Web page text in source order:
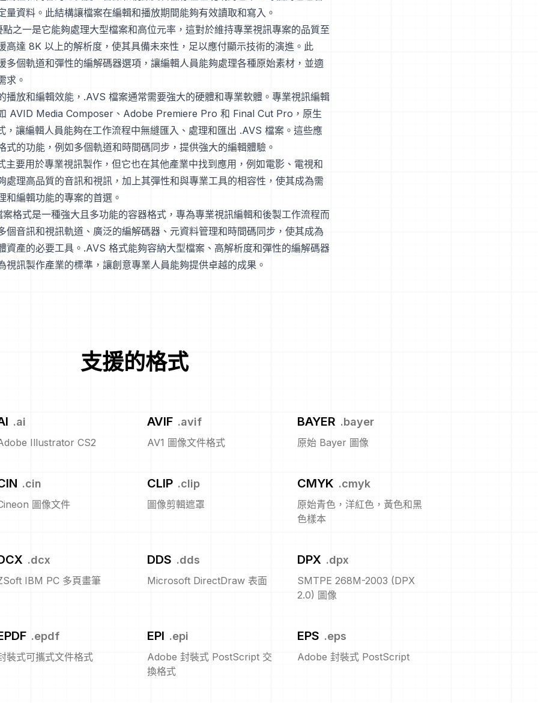
量資料。此結構讓檔案在編輯和播放期間能夠有效讀取和寫入。
之一是它能夠處理大型檔案和高位元率，這對於維持專業視訊專案的品質至
高達 8K 以上的解析度，使其具備未來性，足以應付顯示技術的演進。此
多個軌道和彈性的編解碼器選項，讓編輯人員能夠處理各種原始素材，並適
求。
播放和編輯效能，.AVS 檔案通常需要強大的硬體和專業軟體。專業視訊編輯
AVID Media Composer、Adobe Premiere Pro 和 Final Cut Pro，原生
，讓編輯人員能夠在工作流程中無縫匯入、處理和匯出 .AVS 檔案。這些應
式的功能，例如多個軌道和時間碼同步，提供強大的編輯體驗。
主要用於專業視訊製作，但它也在其他產業中找到應用，例如電影、電視和
處理高品質的音訊和視訊，加上其彈性和與專業工具的相容性，使其成為需
和編輯功能的專案的首選。
格式是一種強大且多功能的容器格式，專為專業視訊編輯和後製工作流程而
個音訊和視訊軌道、廣泛的編解碼器、元資料管理和時間碼同步，使其成為
資產的必要工具。.AVS 格式能夠容納大型檔案、高解析度和彈性的編解碼器
視訊製作產業的標準，讓創意專業人員能夠提供卓越的成果。
支援的格式
.ai
Illustrator CS2
AVIF .avif
AV1 圖像文件格式
BAYER .bayer
原始 Bayer 圖像
.cin
圖像文件
CLIP .clip
圖像剪輯遮罩
CMYK .cmyk
原始青色，洋紅色，黃色和黑
色樣本
.dcx
IBM PC 多頁畫筆
DDS .dds
Microsoft DirectDraw 表面
DPX .dpx
SMTPE 268M-2003 (DPX
2.0) 圖像
.epdf
裝式可攜式文件格式
EPI .epi
Adobe 封裝式 PostScript 交
換格式
EPS .eps
Adobe 封裝式 PostScript